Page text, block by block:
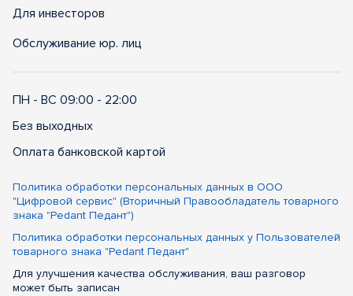
Для инвесторов
Обслуживание юр. лиц
ПН - ВС 09:00 - 22:00
Без выходных
Оплата банковской картой
Политика обработки персональных данных в ООО
"Цифровой сервис" (Вторичный Правообладатель товарного
знака "Pedant Педант")
Политика обработки персональных данных у Пользователей
товарного знака "Pedant Педант"
Для улучшения качества обслуживания, ваш разговор
может быть записан